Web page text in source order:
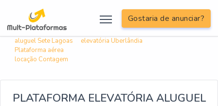
Gostaria de anunciar?
Buscas relacionadas:
Plataforma elevatória
aluguel Sete Lagoas
Locação de plataforma
elevatória Uberlândia
Plataforma aérea
locação Contagem
PLATAFORMA ELEVATÓRIA ALUGUEL